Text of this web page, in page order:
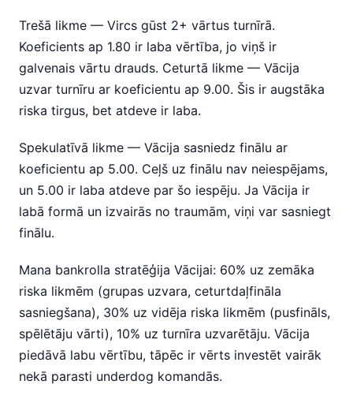
Trešā likme — Vircs gūst 2+ vārtus turnīrā.
Koeficients ap 1.80 ir laba vērtība, jo viņš ir
galvenais vārtu drauds. Ceturtā likme — Vācija
uzvar turnīru ar koeficientu ap 9.00. Šis ir augstāka
riska tirgus, bet atdeve ir laba.
Spekulatīvā likme — Vācija sasniedz finālu ar
koeficientu ap 5.00. Ceļš uz finālu nav neiespējams,
un 5.00 ir laba atdeve par šo iespēju. Ja Vācija ir
labā formā un izvairās no traumām, viņi var sasniegt
finālu.
Mana bankrolla stratēģija Vācijai: 60% uz zemāka
riska likmēm (grupas uzvara, ceturtdaļfināla
sasniegšana), 30% uz vidēja riska likmēm (pusfināls,
spēlētāju vārti), 10% uz turnīra uzvarētāju. Vācija
piedāvā labu vērtību, tāpēc ir vērts investēt vairāk
nekā parasti underdog komandās.